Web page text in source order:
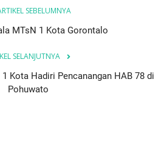
SEBELUMNYA
MTsN 1 Kota Gorontalo
SELANJUTNYA
Kota Hadiri Pencanangan HAB 78 di
Pohuwato